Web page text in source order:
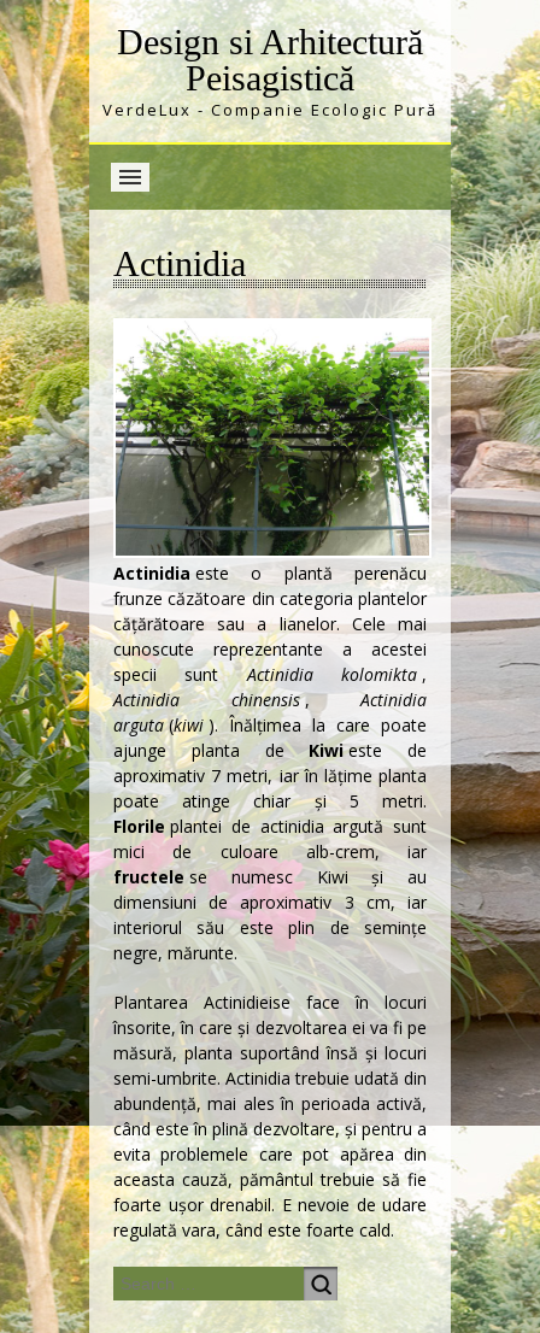
Design si Arhitectură
Peisagistică
VerdeLux - Companie Ecologic Pură
Actinidia
Actinidia este o plantă perenăcu
frunze căzătoare din categoria plantelor
cățărătoare sau alianelor. Cele mai
cunoscute reprezentante a acestei
specii suntActinidia kolomikta ,
Actinidia chinensis ,Actinidia
arguta (kiwi ). Înălțimea la care poate
ajunge planta deKiwi este de
aproximativ 7 metri, iar în lățime planta
poate atinge chiar și 5 metri.
Florile plantei de actinidia argută sunt
mici de culoare alb-crem, iar
fructele se numesc Kiwi şi au
dimensiuni de aproximativ 3 cm, iar
interiorul său este plin de semințe
negre, mărunte.
Plantarea Actinidieise face în locuri
însorite, în care și dezvoltarea ei va fi pe
măsură, planta suportând însă şi locuri
semi-umbrite. Actinidia trebuie udată din
abundenţă, mai ales în perioada activă,
când este în plină dezvoltare, şi pentru a
evita problemele care pot apărea din
aceasta cauză, pământul trebuie să fie
foarte uşor drenabil. E nevoie de udare
regulată vara, când este foarte cald.